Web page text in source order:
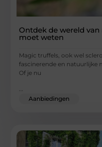
Ontdek de wereld
moet weten
Magic truffels, ook wel
fascinerende en natuurlijke
Of je nu
Aanbiedingen